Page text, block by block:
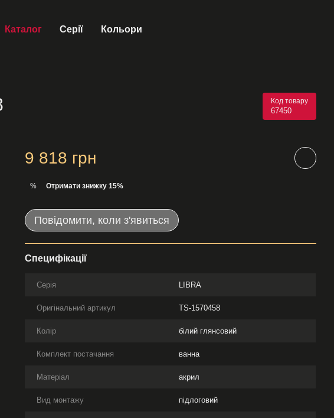
Каталог Серії Кольори
Код товару
67450
9 818 грн
% Отримати знижку 15%
Повідомити, коли з'явиться
Специфікації
Серія LIBRA
Оригінальний артикул TS-1570458
Колір білий глянсовий
Комплект постачання ванна
Матеріал акрил
Вид монтажу підлоговий